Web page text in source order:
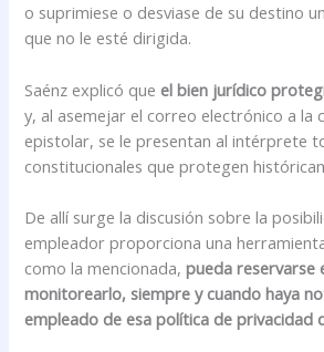
o suprimiese o desviase de su destino
que no le esté dirigida.
Saénz explicó que el bien jurídico
y, al asemejar el correo electrónico a la
epistolar, se le presentan al intérprete
constitucionales que protegen
De allí surge la discusión sobre la
empleador proporciona una
como la mencionada,pueda reservarse
monitorearlo, siempre y cuando haya
empleado de esa política de privacidad